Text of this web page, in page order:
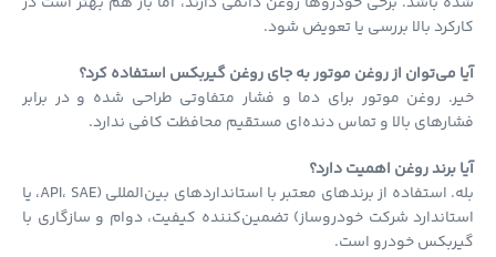
بالا بررسی یا تعویض شود.
می‌توان از روغن موتور به جای روغن گیربکس استفاده کرد؟
روغن موتور برای دما و فشار متفاوتی طراحی شده و در برابر
بالا و تماس دنده‌ای مستقیم محافظت کافی ندارد.
برند روغن اهمیت دارد؟
بله. استفاده از برندهای معتبر با استانداردهای بین‌المللی (API، SAE، یا
شرکت خودروساز) تضمین‌کننده کیفیت، دوام و سازگاری با
خودرو است.